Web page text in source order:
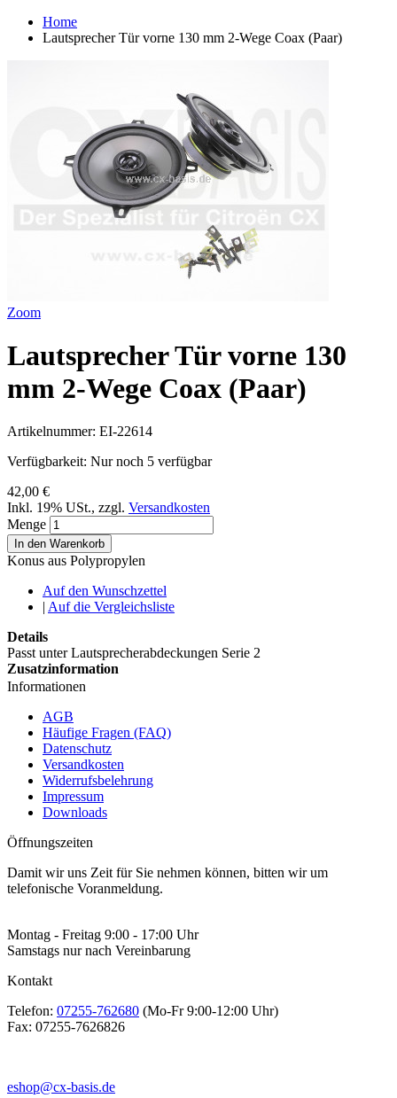
Home
Lautsprecher Tür vorne 130 mm 2-Wege Coax (Paar)
Zoom
Lautsprecher Tür vorne 130
mm 2-Wege Coax (Paar)
Artikelnummer: EI-22614
Verfügbarkeit: Nur noch 5 verfügbar
42,00 €
Inkl. 19% USt., zzgl. Versandkosten
Menge
In den Warenkorb
Konus aus Polypropylen
Auf den Wunschzettel
| Auf die Vergleichsliste
Details
Passt unter Lautsprecherabdeckungen Serie 2
Zusatzinformation
Informationen
AGB
Häufige Fragen (FAQ)
Datenschutz
Versandkosten
Widerrufsbelehrung
Impressum
Downloads
Öffnungszeiten
Damit wir uns Zeit für Sie nehmen können, bitten wir um
telefonische Voranmeldung.
Montag - Freitag 9:00 - 17:00 Uhr
Samstags nur nach Vereinbarung
Kontakt
Telefon: 07255-762680 (Mo-Fr 9:00-12:00 Uhr)
Fax: 07255-7626826
eshop@cx-basis.de